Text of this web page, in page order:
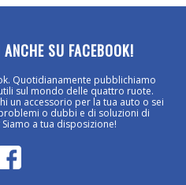
SU FACEBOOK!
Quotidianamente pubblichiamo
sul mondo delle quattro ruote.
un accessorio per la tua auto o sei
o dubbi e di soluzioni di
a tua disposizione!